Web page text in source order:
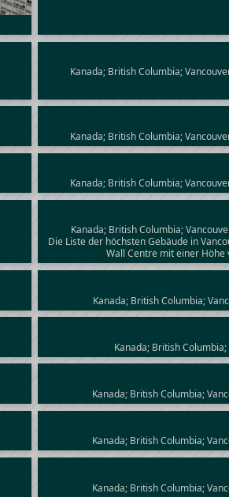
Kanada; British Columbia;
Kanada; British Columbia;
Kanada; British Columbia;
Kanada; British Columbia;
Die Liste der höchsten Gebäude in
Wall Centre mit einer Höhe
Kanada; British Columbia;
Kanada; British
Kanada; British Columbia;
Kanada; British Columbia;
Kanada; British Columbia;